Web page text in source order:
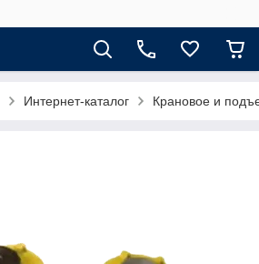
Интернет-каталог Крановое и